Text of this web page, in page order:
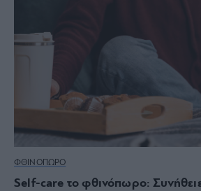
ΦΘΙΝΟΠΩΡΟ
Self-care το φθινόπωρο: